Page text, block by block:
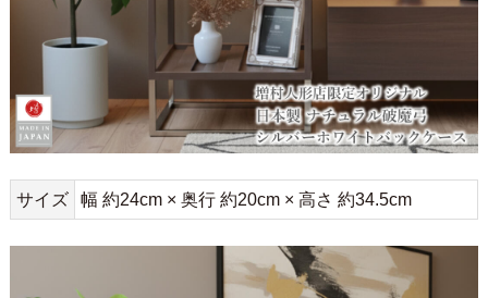
サイズ 幅 約24cm × 奥行 約20cm × 高さ 約34.5cm